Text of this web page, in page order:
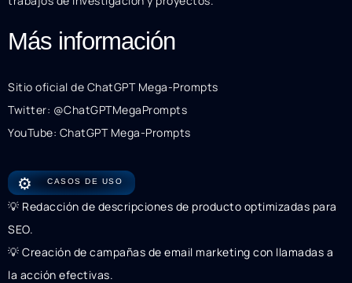
Más información
Sitio oficial de ChatGPT Mega-Prompts
Twitter: @ChatGPTMegaPrompts
YouTube: ChatGPT Mega-Prompts
⚙️ CASOS DE USO
💡 Redacción de descripciones de producto optimizadas para
SEO.
💡 Creación de campañas de email marketing con llamadas a
la acción efectivas.